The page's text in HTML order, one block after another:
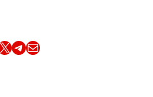
on X Share this article on TelegramEmail this Article